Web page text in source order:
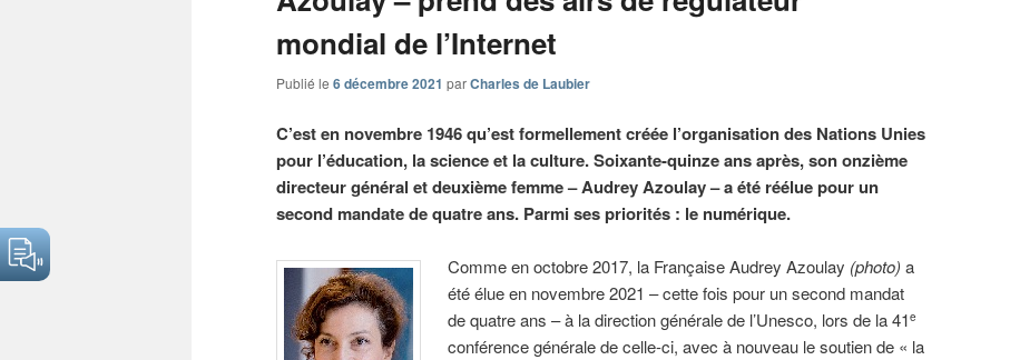
mondial de l’Internet
Publié le 6 décembre 2021 parCharles de Laubier
C’est en novembre 1946 qu’est formellement créée l’organisation des Nations Unies
pour l’éducation, la science et la culture. Soixante-quinze ans après, son onzième
directeur général et deuxième femme – Audrey Azoulay – a été réélue pour un
second mandate de quatre ans. Parmi ses priorités : le numérique.
Comme en octobre 2017, la Française Audrey Azoulay (photo) a
été élue en novembre 2021 – cette fois pour un second mandat
de quatre ans – à la direction générale de l’Unesco, lors de la 41e
conférence générale de celle-ci, avec à nouveau le soutien de « la